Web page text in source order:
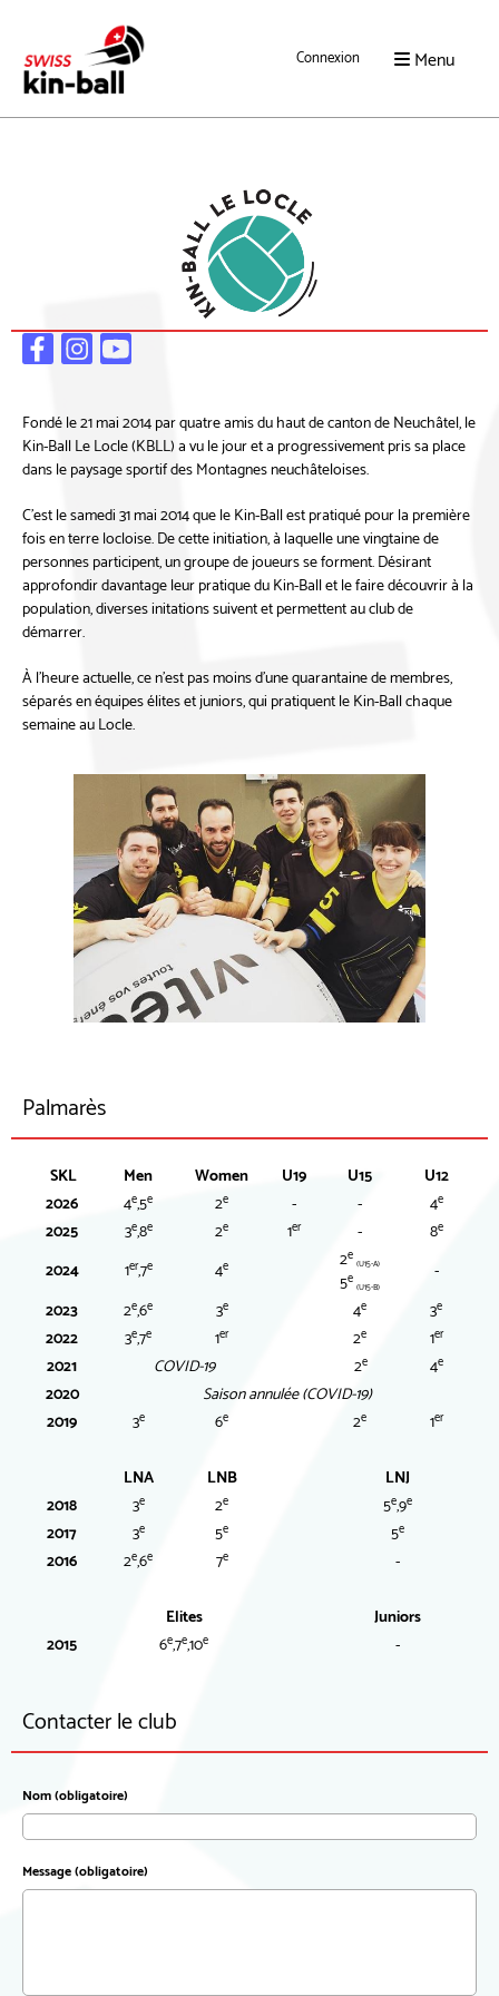
Connexion Menu
Fondé le 21 mai 2014 par quatre amis du haut de canton de Neuchâtel, le
Kin-Ball Le Locle (KBLL) a vu le jour et a progressivement pris sa place
dans le paysage sportif des Montagnes neuchâteloises.
C'est le samedi 31 mai 2014 que le Kin-Ball est pratiqué pour la première
fois en terre locloise. De cette initiation, à laquelle une vingtaine de
personnes participent, un groupe de joueurs se forment. Désirant
approfondir davantage leur pratique du Kin-Ball et le faire découvrir à la
population, diverses initations suivent et permettent au club de
démarrer.
À l’heure actuelle, ce n’est pas moins d’une quarantaine de membres,
séparés en équipes élites et juniors, qui pratiquent le Kin-Ball chaque
semaine au Locle.
Palmarès
SKL Men Women U19 U15
U12
2026
4e,5e 2e - - 4e
2025 3e,8e 2e 1er - 8e
2024 1er,7e 4e 2e (U15-A)
5e (U15-B)
-
2023
2e,6e 3e 4e 3e
2022 3e,7e 1er 2e 1er
2021 COVID-19 2e 4e
2020
Saison annulée (COVID-19)
2019
3e 6e 2e 1er
LNA LNB
LNJ
2018
3e 2e 5e,9e
2017 3e 5e 5e
2016 2e,6e 7e -
Elites
Juniors
2015
6e,7e,10e -
Contacter le club
Nom (obligatoire)
Message (obligatoire)